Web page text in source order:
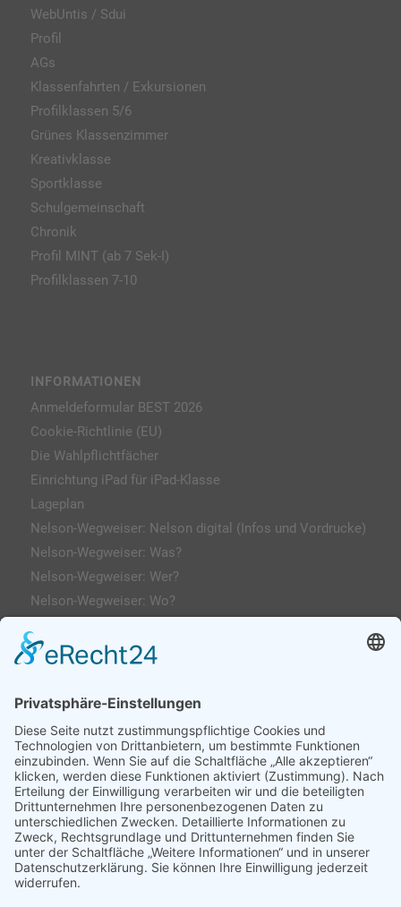
WebUntis / Sdui
Profil
AGs
Klassenfahrten / Exkursionen
Profilklassen 5/6
Grünes Klassenzimmer
Kreativklasse
Sportklasse
Schulgemeinschaft
Chronik
Profil MINT (ab 7 Sek-I)
Profilklassen 7-10
INFORMATIONEN
Anmeldeformular BEST 2026
Cookie-Richtlinie (EU)
Die Wahlpflichtfächer
Einrichtung iPad für iPad-Klasse
Lageplan
Nelson-Wegweiser: Nelson digital (Infos und Vordrucke)
Nelson-Wegweiser: Was?
Nelson-Wegweiser: Wer?
Nelson-Wegweiser: Wo?
Impressum
AGs
Klassenfahrten / Exkursionen
Profilklassen 5/6
Formulare & Downloads
Nelson-Wegweiser
WebUntis / Sdui
Grünes Klassenzimmer
Kreativklasse
Sportklasse